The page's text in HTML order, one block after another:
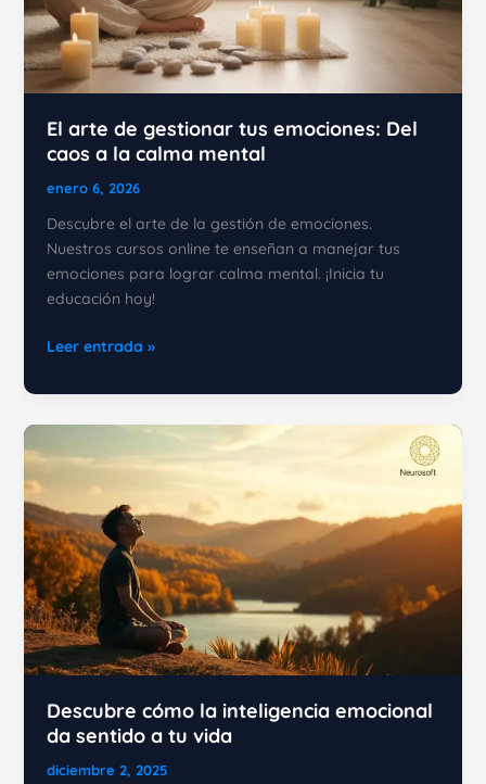
en
5
minutos
El arte de gestionar tus emociones: Del
caos a la calma mental
enero 6, 2026
Descubre el arte de la gestión de emociones.
Nuestros cursos online te enseñan a manejar tus
emociones para lograr calma mental. ¡Inicia tu
educación hoy!
El
de
gestionar
emociones:
caos
a
la
calma
mental
Leer entrada »
Descubre cómo la inteligencia emocional
da sentido a tu vida
diciembre 2, 2025